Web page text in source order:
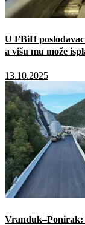
U FBiH
a višu mu može
13.10.2025
Vranduk–Ponirak: